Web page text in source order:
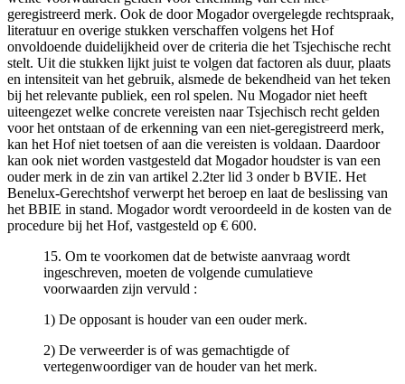
geregistreerd merk. Ook de door Mogador overgelegde rechtspraak,
literatuur en overige stukken verschaffen volgens het Hof
onvoldoende duidelijkheid over de criteria die het Tsjechische recht
stelt. Uit die stukken lijkt juist te volgen dat factoren als duur, plaats
en intensiteit van het gebruik, alsmede de bekendheid van het teken
bij het relevante publiek, een rol spelen. Nu Mogador niet heeft
uiteengezet welke concrete vereisten naar Tsjechisch recht gelden
voor het ontstaan of de erkenning van een niet-geregistreerd merk,
kan het Hof niet toetsen of aan die vereisten is voldaan. Daardoor
kan ook niet worden vastgesteld dat Mogador houdster is van een
ouder merk in de zin van artikel 2.2ter lid 3 onder b BVIE. Het
Benelux-Gerechtshof verwerpt het beroep en laat de beslissing van
het BBIE in stand. Mogador wordt veroordeeld in de kosten van de
procedure bij het Hof, vastgesteld op € 600.
15. Om te voorkomen dat de betwiste aanvraag wordt
ingeschreven, moeten de volgende cumulatieve
voorwaarden zijn vervuld :
1) De opposant is houder van een ouder merk.
2) De verweerder is of was gemachtigde of
vertegenwoordiger van de houder van het merk.